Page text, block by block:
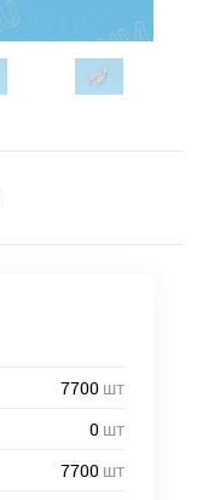
7700 шт
0 шт
7700 шт